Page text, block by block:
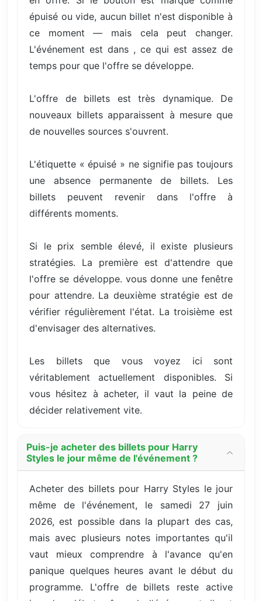
épuisé ou vide, aucun billet n'est disponible à
ce moment — mais cela peut changer.
L'événement est dans , ce qui est assez de
temps pour que l'offre se développe.
L'offre de billets est très dynamique. De
nouveaux billets apparaissent à mesure que
de nouvelles sources s'ouvrent.
L'étiquette « épuisé » ne signifie pas toujours
une absence permanente de billets. Les
billets peuvent revenir dans l'offre à
différents moments.
Si le prix semble élevé, il existe plusieurs
stratégies. La première est d'attendre que
l'offre se développe. vous donne une fenêtre
pour attendre. La deuxième stratégie est de
vérifier régulièrement l'état. La troisième est
d'envisager des alternatives.
Les billets que vous voyez ici sont
véritablement actuellement disponibles. Si
vous hésitez à acheter, il vaut la peine de
décider relativement vite.
Puis-je acheter des billets pour Harry
Styles le jour même de l'événement ?
Acheter des billets pour Harry Styles le jour
même de l'événement, le samedi 27 juin
2026, est possible dans la plupart des cas,
mais avec plusieurs notes importantes qu'il
vaut mieux comprendre à l'avance qu'en
panique quelques heures avant le début du
programme. L'offre de billets reste active